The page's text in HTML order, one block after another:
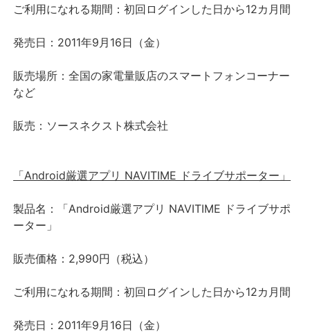
ご利用になれる期間：初回ログインした日から12カ月間
発売日：2011年9月16日（金）
販売場所：全国の家電量販店のスマートフォンコーナー
など
販売：ソースネクスト株式会社
「Android厳選アプリ NAVITIME ドライブサポーター」
製品名：「Android厳選アプリ NAVITIME ドライブサポ
ーター」
販売価格：2,990円（税込）
ご利用になれる期間：初回ログインした日から12カ月間
発売日：2011年9月16日（金）